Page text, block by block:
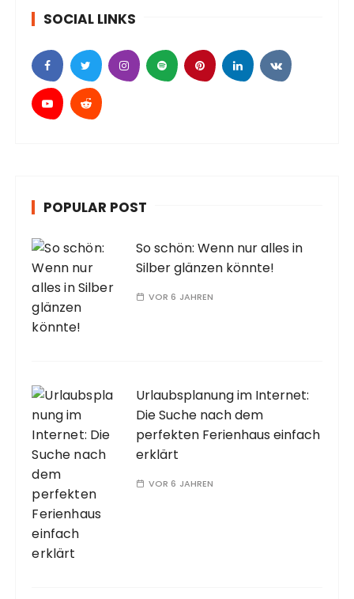
SOCIAL LINKS
POPULAR POST
So schön: Wenn nur alles in
Silber glänzen könnte!
VOR 6 JAHREN
Urlaubsplanung im Internet:
Die Suche nach dem
perfekten Ferienhaus einfach
erklärt
VOR 6 JAHREN